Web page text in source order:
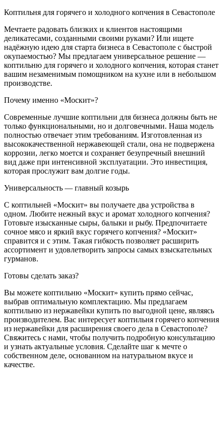
Коптильня для горячего и холодного копчения в Севастополе
Мечтаете радовать близких и клиентов настоящими
деликатесами, созданными своими руками? Или ищете
надёжную идею для старта бизнеса в Севастополе с быстрой
окупаемостью? Мы предлагаем универсальное решение —
коптильню для горячего и холодного копчения, которая станет
вашим незаменимым помощником на кухне или в небольшом
производстве.
Почему именно «Москит»?
Современные лучшие коптильни для бизнеса должны быть не
только функциональными, но и долговечными. Наша модель
полностью отвечает этим требованиям. Изготовленная из
высококачественной нержавеющей стали, она не подвержена
коррозии, легко моется и сохраняет безупречный внешний
вид даже при интенсивной эксплуатации. Это инвестиция,
которая прослужит вам долгие годы.
Универсальность — главный козырь
С коптильней «Москит» вы получаете два устройства в
одном. Любите нежный вкус и аромат холодного копчения?
Готовьте изысканные сыры, балыки и рыбу. Предпочитаете
сочное мясо и яркий вкус горячего копчения? «Москит»
справится и с этим. Такая гибкость позволяет расширить
ассортимент и удовлетворить запросы самых взыскательных
гурманов.
Готовы сделать заказ?
Вы можете коптильню «Москит» купить прямо сейчас,
выбрав оптимальную комплектацию. Мы предлагаем
коптильню из нержавейки купить по выгодной цене, являясь
производителем. Вас интересует коптильня горячего копчения
из нержавейки для расширения своего дела в Севастополе?
Свяжитесь с нами, чтобы получить подробную консультацию
и узнать актуальные условия. Сделайте шаг к мечте о
собственном деле, основанном на натуральном вкусе и
качестве.